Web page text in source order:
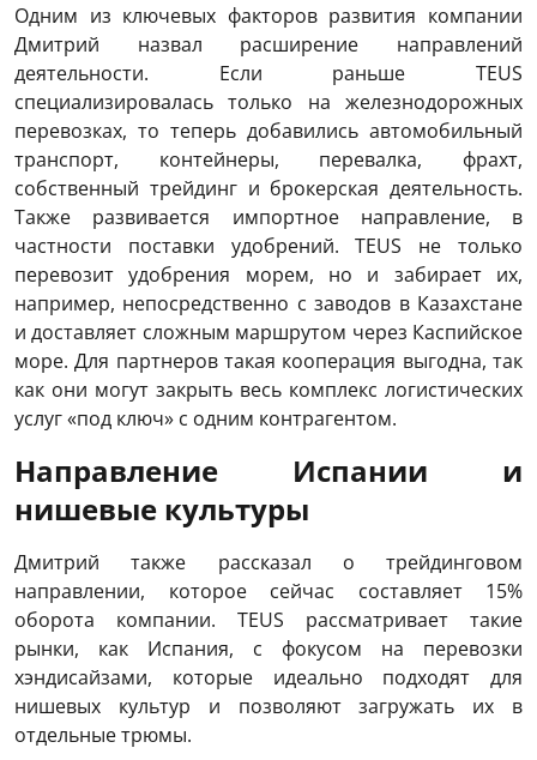
Одним из ключевых факторов развития компании
Дмитрий назвал расширение направлений
деятельности. Если раньше TEUS
специализировалась только на железнодорожных
перевозках, то теперь добавились автомобильный
транспорт, контейнеры, перевалка, фрахт,
собственный трейдинг и брокерская деятельность.
Также развивается импортное направление, в
частности поставки удобрений. TEUS не только
перевозит удобрения морем, но и забирает их,
например, непосредственно с заводов в Казахстане
и доставляет сложным маршрутом через Каспийское
море. Для партнеров такая кооперация выгодна, так
как они могут закрыть весь комплекс логистических
услуг «под ключ» с одним контрагентом.
Направление Испании и
нишевые культуры
Дмитрий также рассказал о трейдинговом
направлении, которое сейчас составляет 15%
оборота компании. TEUS рассматривает такие
рынки, как Испания, с фокусом на перевозки
хэндисайзами, которые идеально подходят для
нишевых культур и позволяют загружать их в
отдельные трюмы.